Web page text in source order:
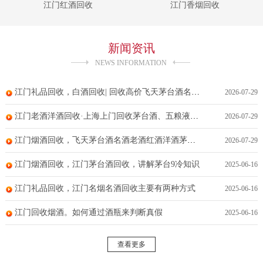
江门红酒回收 江门香烟回收
新闻资讯
NEWS INFORMATION
江门礼品回收，白酒回收| 回收高价飞天茅台酒名酒老酒红酒洋酒茅台酒冬虫夏草五粮液 2026-07-29
江门老酒洋酒回收·上海上门回收茅台酒、五粮液、冬虫夏草、洋酒回收、黄金回收 2026-07-29
江门烟酒回收，飞天茅台酒名酒老酒红酒洋酒茅台酒冬虫夏草五粮液回收 2026-07-29
江门烟酒回收，江门茅台酒回收，讲解茅台9冷知识 2025-06-16
江门礼品回收，江门名烟名酒回收主要有两种方式 2025-06-16
江门回收烟酒。如何通过酒瓶来判断真假 2025-06-16
查看更多